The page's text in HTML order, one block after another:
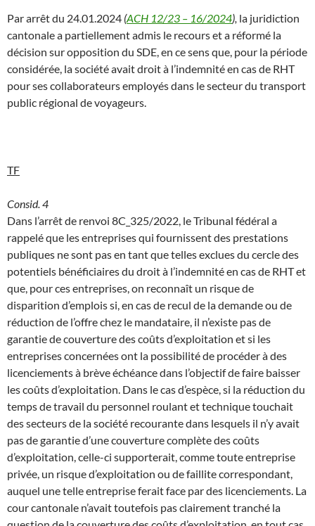
Par arrêt du 24.01.2024 (ACH 12/23 – 16/2024), la juridiction
cantonale a partiellement admis le recours et a réformé la
décision sur opposition du SDE, en ce sens que, pour la période
considérée, la société avait droit à l’indemnité en cas de RHT
pour ses collaborateurs employés dans le secteur du transport
public régional de voyageurs.
TF
Consid. 4
Dans l’arrêt de renvoi 8C_325/2022, le Tribunal fédéral a
rappelé que les entreprises qui fournissent des prestations
publiques ne sont pas en tant que telles exclues du cercle des
potentiels bénéficiaires du droit à l’indemnité en cas de RHT et
que, pour ces entreprises, on reconnaît un risque de
disparition d’emplois si, en cas de recul de la demande ou de
réduction de l’offre chez le mandataire, il n’existe pas de
garantie de couverture des coûts d’exploitation et si les
entreprises concernées ont la possibilité de procéder à des
licenciements à brève échéance dans l’objectif de faire baisser
les coûts d’exploitation. Dans le cas d’espèce, si la réduction du
temps de travail du personnel roulant et technique touchait
des secteurs de la société recourante dans lesquels il n’y avait
pas de garantie d’une couverture complète des coûts
d’exploitation, celle-ci supporterait, comme toute entreprise
privée, un risque d’exploitation ou de faillite correspondant,
auquel une telle entreprise ferait face par des licenciements. La
cour cantonale n’avait toutefois pas clairement tranché la